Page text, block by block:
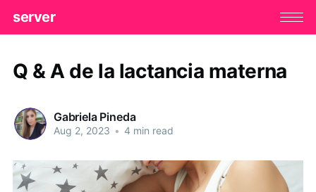
server
Q & A de la lactancia materna
Gabriela Pineda
Aug 2, 2023 • 4 min read